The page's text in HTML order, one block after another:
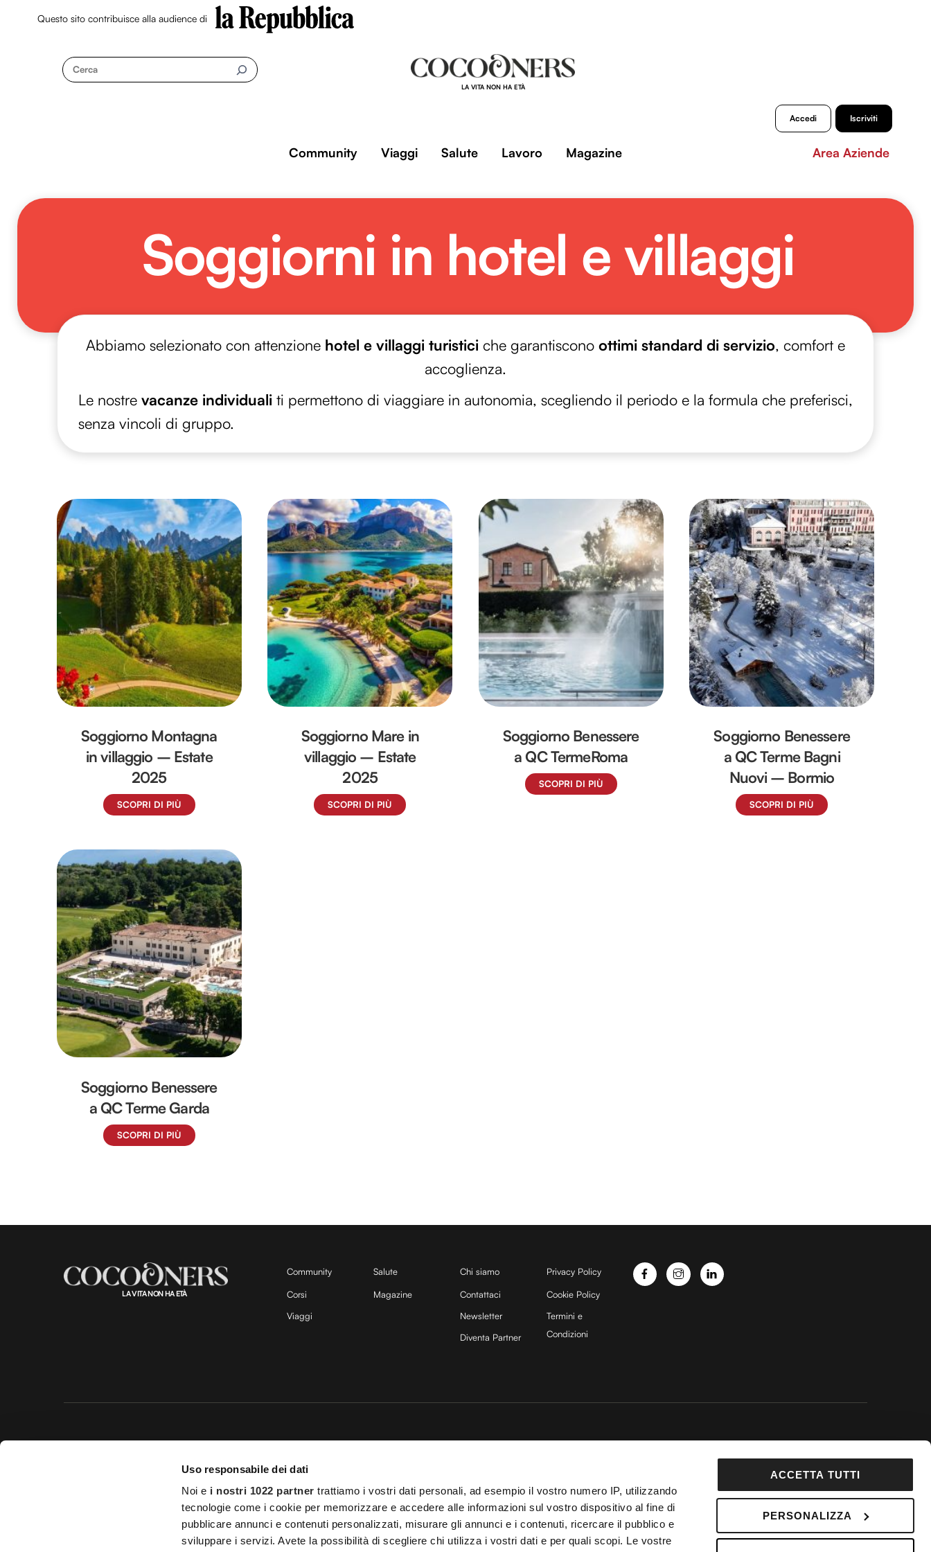
Uso responsabile dei dati
Noi e i nostri 1022 partner trattiamo i vostri dati personali, ad esempio il vostro numero IP, utilizzando
tecnologie come i cookie per memorizzare e accedere alle informazioni sul vostro dispositivo al fine di
pubblicare annunci e contenuti personalizzati, misurare gli annunci e i contenuti, ricercare il pubblico e
sviluppare i servizi. Avete la possibilità di scegliere chi utilizza i vostri dati e per quali scopi. Le vostre
ACCETTA TUTTI
PERSONALIZZA
Questo sito contribuisce alla audience di
Cerca
LA VITA NON HA ETÀ
Accedi Iscriviti
Community Viaggi Salute Lavoro Magazine Area Aziende
Soggiorni in hotel e villaggi
Abbiamo selezionato con attenzione hotel e villaggi turistici che garantiscono ottimi standard di servizio, comfort e
accoglienza.
Le nostre vacanze individuali ti permettono di viaggiare in autonomia, scegliendo il periodo e la formula che preferisci,
senza vincoli di gruppo.
Soggiorno Montagna
in villaggio – Estate
2025
SCOPRI DI PIÙ
Soggiorno Mare in
villaggio – Estate
2025
SCOPRI DI PIÙ
Soggiorno Benessere
a QC TermeRoma
SCOPRI DI PIÙ
Soggiorno Benessere
a QC Terme Bagni
Nuovi – Bormio
SCOPRI DI PIÙ
Soggiorno Benessere
a QC Terme Garda
SCOPRI DI PIÙ
LA VITA NON HA ETÀ
Community
Corsi
Viaggi
Salute
Magazine
Chi siamo
Contattaci
Newsletter
Diventa Partner
Privacy Policy
Cookie Policy
Termini e
Condizioni
Impostazioni dei Cookies–Termini e Condizioni – Le immagini stock sono parzialmente fornite daDepositPhotos
Licenza Agenzia di viaggio e T.O. 148078 del 13/03/2024|info@cocooners.com| RC Unipol 198891541 | Iscrizione Fondo Vacanze Felici n. 2737